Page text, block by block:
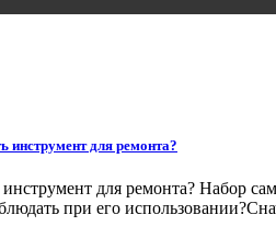
для ремонта?
для ремонта? Набор
при его